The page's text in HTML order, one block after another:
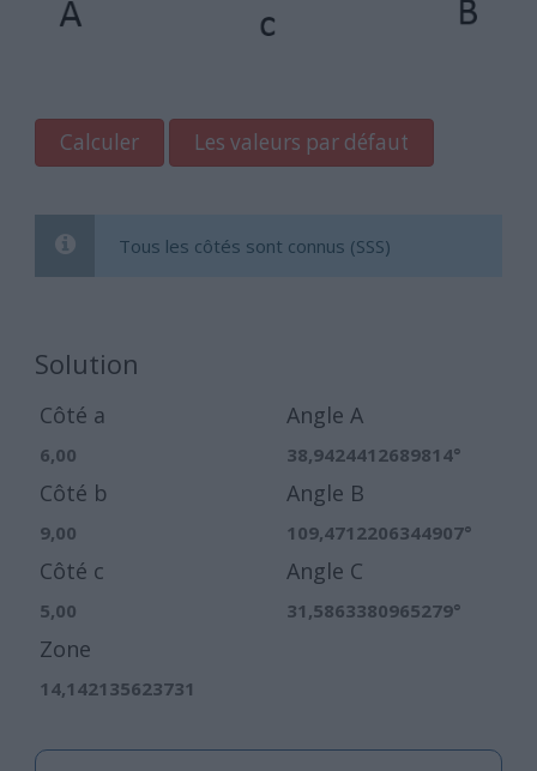
Calculer Les valeurs par défaut
Tous les côtés sont connus (SSS)
Solution
Côté a
6,00
Côté b
9,00
Côté c
5,00
Zone
14,142135623731
Angle A
38,9424412689814°
Angle B
109,4712206344907°
Angle C
31,5863380965279°